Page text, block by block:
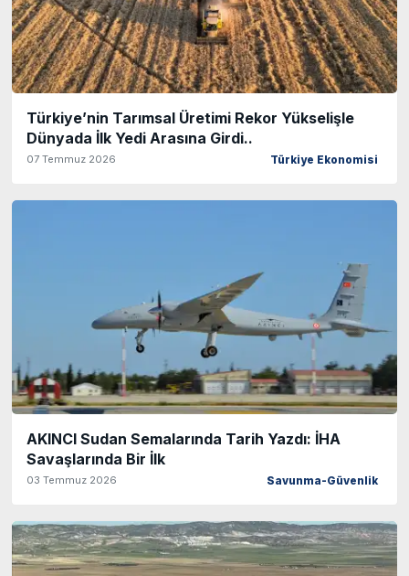
Türkiye’nin Tarımsal Üretimi Rekor Yükselişle
Dünyada İlk Yedi Arasına Girdi..
07 Temmuz 2026 Türkiye Ekonomisi
AKINCI Sudan Semalarında Tarih Yazdı: İHA
Savaşlarında Bir İlk
03 Temmuz 2026 Savunma-Güvenlik